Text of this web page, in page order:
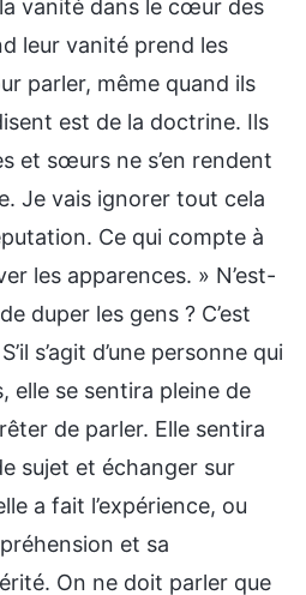
vanité dans le cœur des
leur vanité prend les
parler, même quand ils
est de la doctrine. Ils
et sœurs ne s’en rendent
Je vais ignorer tout cela
Ce qui compte à
les apparences. » N’est-
duper les gens ? C’est
s’agit d’une personne qui
elle se sentira pleine de
de parler. Elle sentira
sujet et échanger sur
a fait l’expérience, ou
et sa
On ne doit parler que